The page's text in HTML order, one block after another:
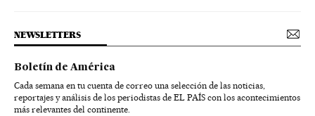
NEWSLETTERS
Boletín de América
Cada semana en tu cuenta de correo una selección de las noticias,
reportajes y análisis de los periodistas de EL PAÍS con los acontecimientos
más relevantes del continente.